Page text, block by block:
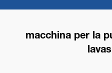
macchina per la